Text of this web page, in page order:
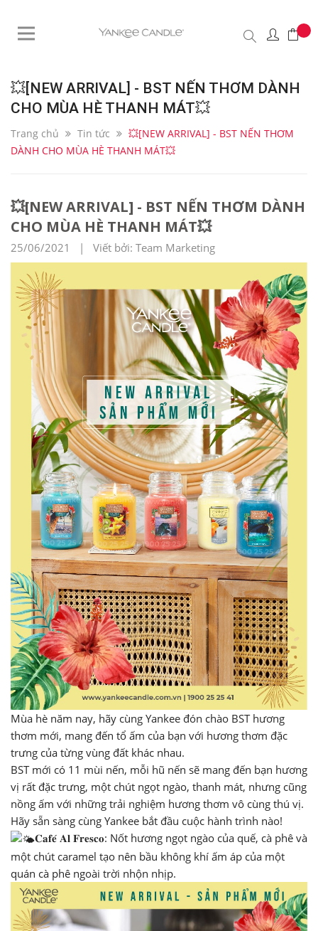
💥[NEW ARRIVAL] - BST NẾN THƠM DÀNH
CHO MÙA HÈ THANH MÁT💥
Trang chủ Tin tức
💥[NEW ARRIVAL] - BST NẾN THƠM
DÀNH CHO MÙA HÈ THANH MÁT💥
💥[NEW ARRIVAL] - BST NẾN THƠM DÀNH
CHO MÙA HÈ THANH MÁT💥
25/06/2021 | Viết bởi: Team Marketing
Mùa hè năm nay, hãy cùng Yankee đón chào BST hương
thơm mới, mang đến tổ ấm của bạn với hương thơm đặc
trưng của từng vùng đất khác nhau.
BST mới có 11 mùi nến, mỗi hũ nến sẽ mang đến bạn hương
vị rất đặc trưng, một chút ngọt ngào, thanh mát, nhưng cũng
nồng ấm với những trải nghiệm hương thơm vô cùng thú vị.
Hãy sẵn sàng cùng Yankee bắt đầu cuộc hành trình nào!
𝐂𝐚𝐟𝐞́ 𝐀𝐥 𝐅𝐫𝐞𝐬𝐜𝐨: Nốt hương ngọt ngào của quế, cà phê và
một chút caramel tạo nên bầu không khí ấm áp của một
quán cà phê ngoài trời nhộn nhịp.